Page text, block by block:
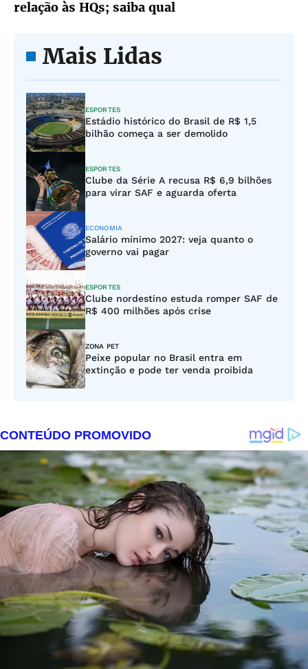
relação às HQs; saiba qual
Mais Lidas
ESPORTES
Estádio histórico do Brasil de R$ 1,5
bilhão começa a ser demolido
ESPORTES
Clube da Série A recusa R$ 6,9 bilhões
para virar SAF e aguarda oferta
ECONOMIA
Salário mínimo 2027: veja quanto o
governo vai pagar
ESPORTES
Clube nordestino estuda romper SAF de
R$ 400 milhões após crise
ZONA PET
Peixe popular no Brasil entra em
extinção e pode ter venda proibida